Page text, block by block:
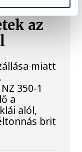
az
miatt
350-1
a
alól,
brit